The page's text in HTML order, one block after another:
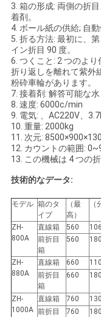
な
さ
い
引
用
を
要
求
し
な
さ
い
3. 箱の形成: 両側の折
着剤。
4. ボール紙の供給; 自
5. 折る方法: 最初に、
イン折目 90 度。
6. つくこと: 2 つのよ
折り返しを離れて紫外
粉砕車輪があります。
7. 接着剤: 解答可能な水
8. 速度: 6000c/min
9. 電気: 、AC220V、
10. 重量: 2000kg
11. 次元:
12. カウントの範囲:
13. この機械は 4 つの
技術的なデータ:
モデル 箱のタ
イプ
（最
高）
（
ZH-
800A
直線箱 560 106
前折目
箱
560 180
ZH-
880A
直線箱 660 110
前折目
箱
660 180
ZH-
1000A
直線箱 760 130
前折目
760 180